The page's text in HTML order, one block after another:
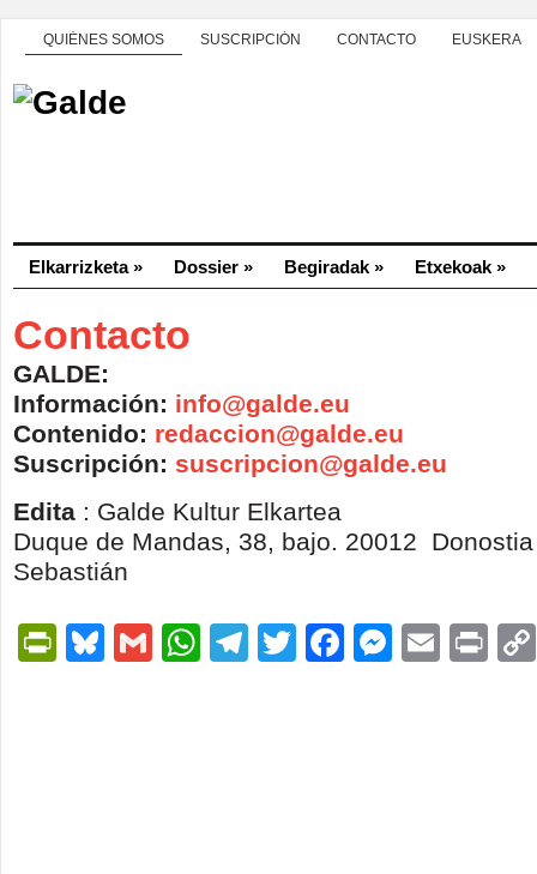
QUIÉNES SOMOS SUSCRIPCIÓN CONTACTO EUSKERA
Elkarrizketa» Dossier » Begiradak » Etxekoak »
Contacto
GALDE:
Información: info@galde.eu
Contenido: redaccion@galde.eu
Suscripción: suscripcion@galde.eu
Edita : Galde Kultur Elkartea
Duque de Mandas, 38, bajo. 20012
Sebastián
PrintFriendly
Bluesky
GmailWhatsApp
Telegram
TwitterFacebook
Email